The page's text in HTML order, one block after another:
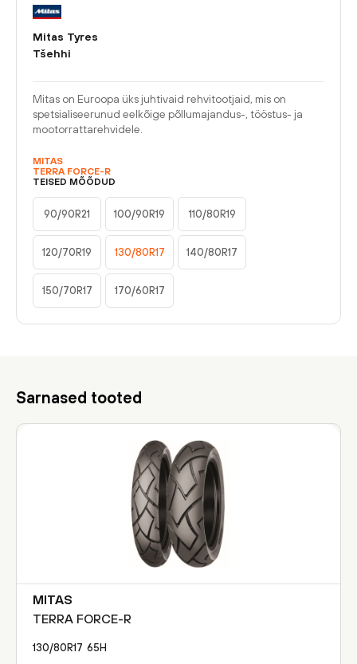
Mitas Tyres
Tšehhi
Mitas on Euroopa üks juhtivaid rehvitootjaid, mis on
spetsialiseerunud eelkõige põllumajandus-, tööstus- ja
mootorrattarehvidele.
MITAS
TERRA FORCE-R
TEISED MÕÕDUD
90/90R21 100/90R19 110/80R19
120/70R19 130/80R17 140/80R17
150/70R17 170/60R17
Sarnased tooted
MITAS
TERRA FORCE-R
130/80R17 65 H